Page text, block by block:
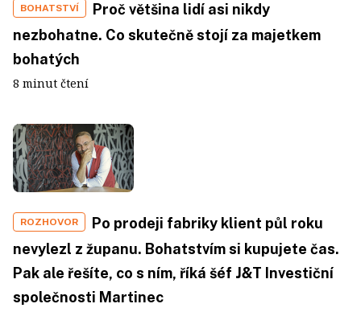
BOHATSTVÍ
Proč většina lidí asi nikdy
nezbohatne. Co skutečně stojí za majetkem
bohatých
8 minut čtení
ROZHOVOR
Po prodeji fabriky klient půl roku
nevylezl z županu. Bohatstvím si kupujete čas.
Pak ale řešíte, co s ním, říká šéf J&T Investiční
společnosti Martinec